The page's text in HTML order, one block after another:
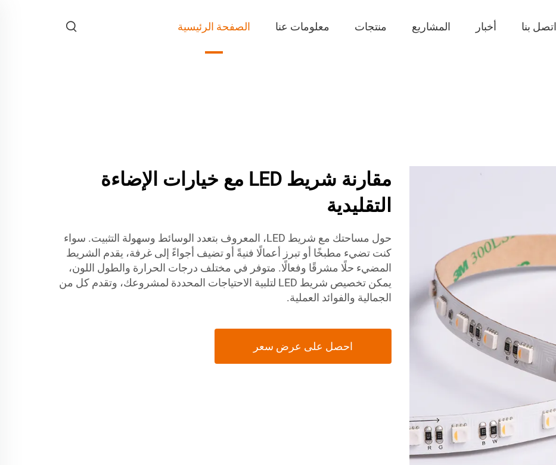
الصفحة الرئيسية معلومات عنا منتجات المشاريع أخبار اتصل بنا
مقارنة شريط LED مع خيارات الإضاءة
التقليدية
حول مساحتك مع شريط LED، المعروف بتعدد الوسائط وسهولة التثبيت. سواء
كنت تضيء مطبخًا أو تبرز أعمالًا فنيةً أو تضيف أجواءً إلى غرفة، يقدم الشريط
المضيء حلًا مشرقًا وفعالًا. متوفر في مختلف درجات الحرارة والطول اللون،
يمكن تخصيص شريط LED لتلبية الاحتياجات المحددة لمشروعك، وتقدم كل من
الجمالية والفوائد العملية.
احصل على عرض سعر